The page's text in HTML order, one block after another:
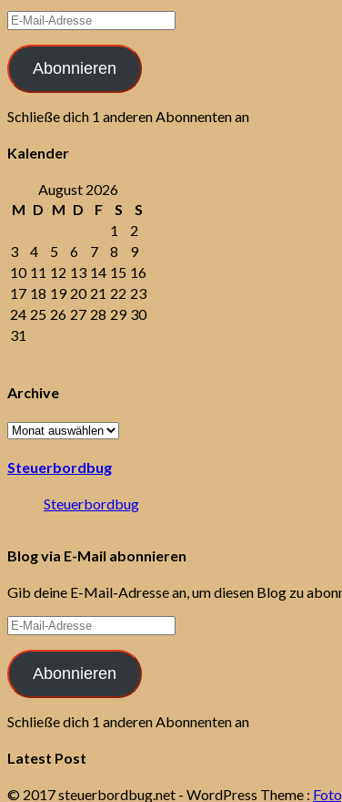
E-
Mail-
Adresse
Abonnieren
Schließe dich 1 anderen Abonnenten an
Kalender
August 2026
M D M D F S
S
1
2
3
4 5 6 7 8
9
10 11 12 13 14 15 16
17 18 19 20 21 22 23
24 25 26 27 28 29 30
31
Archive
Archive
Steuerbordbug
Steuerbordbug
Blog via E-Mail abonnieren
Gib deine E-Mail-Adresse an, um diesen Blog zu
E-
Mail-
Adresse
Abonnieren
Schließe dich 1 anderen Abonnenten an
Latest Post
© 2017 steuerbordbug.net - WordPress Theme :